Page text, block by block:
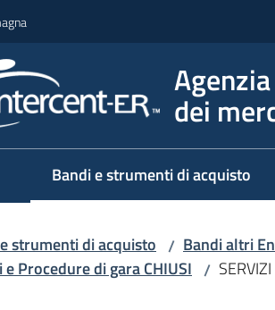
dei
Bandi e strumenti di acquisto
strumenti di acquisto / Bandi altri
Procedure di gara CHIUSI /